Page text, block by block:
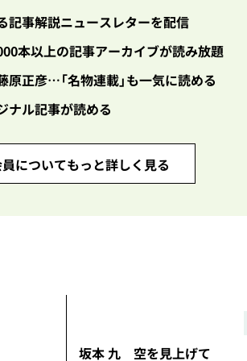
記事解説ニュースレターを配信
本以上の記事アーカイブが読み放題
原正彦…「名物連載」も一気に読める
ナル記事が読める
についてもっと詳しく見る
坂本 九 空を見上げて